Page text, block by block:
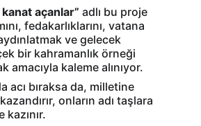
açanlar” adlı bu proje
fedakarlıklarını, vatana
aydınlatmak ve gelecek
bir kahramanlık örneği
amacıyla kaleme alınıyor.
acı bıraksa da, milletine
onların adı taşlara